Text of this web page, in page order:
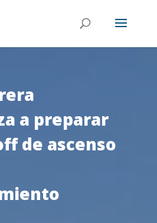
a preparar
de ascenso